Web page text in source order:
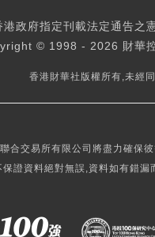
港政府指定刊載法定通告之
© 1998 - 2026 財華
香港財華社版權所有,未經同
合交易所有限公司將盡力確保
證資料絕對無誤,資料如有錯漏